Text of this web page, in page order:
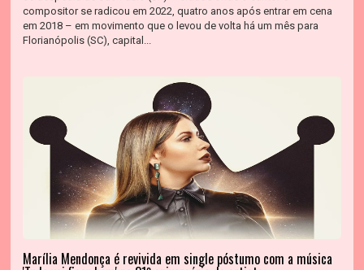
compositor se radicou em 2022, quatro anos após entrar em cena
em 2018 – em movimento que o levou de volta há um mês para
Florianópolis (SC), capital...
Marília Mendonça é revivida em single póstumo com a música